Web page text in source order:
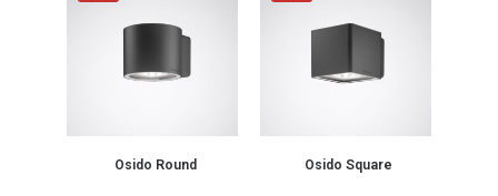
Osido Round Osido Square